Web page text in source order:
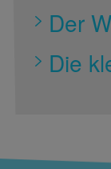
Der
Die